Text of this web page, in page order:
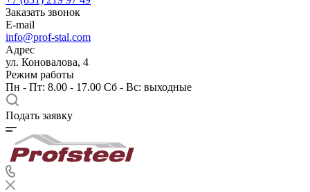
Заказать звонок
E-mail
info@prof-stal.com
Адрес
ул. Коновалова, 4
Режим работы
Пн - Пт: 8.00 - 17.00 Сб - Вс: выходные
Подать заявку